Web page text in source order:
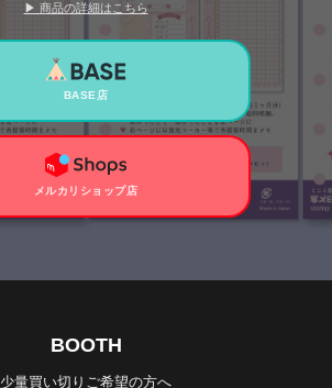
▶ 商品の詳細はこちら
BASE店
メルカリショップ店
BOOTH
少量買い切りご希望の方へ